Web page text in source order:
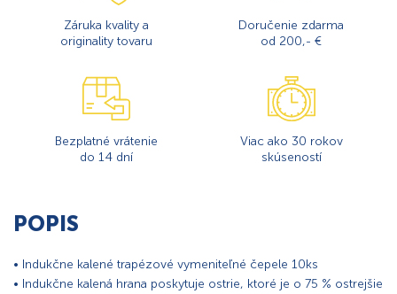
Záruka kvality a
originality tovaru
Doručenie zdarma
od 200,- €
Bezplatné vrátenie
do 14 dní
Viac ako 30 rokov
skúseností
POPIS
• Indukčne kalené trapézové vymeniteľné čepele 10ks
• Indukčne kalená hrana poskytuje ostrie, ktoré je o 75 % ostrejšie